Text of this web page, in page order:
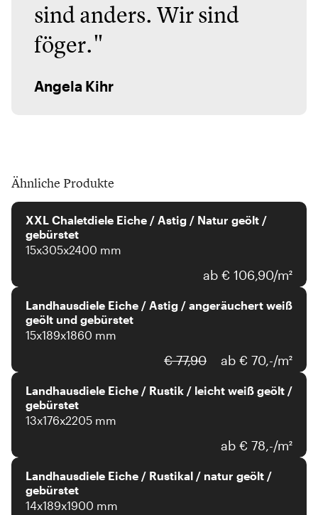
sind anders. Wir sind
föger."
Angela Kihr
Ähnliche Produkte
XXL Chaletdiele Eiche / Astig / Natur geölt /
gebürstet
15x305x2400 mm
ab € 106,90/m²
Landhausdiele Eiche / Astig / angeräuchert weiß
geölt und gebürstet
15x189x1860 mm
€ 77,90 ab € 70,-/m²
Landhausdiele Eiche / Rustik / leicht weiß geölt /
gebürstet
13x176x2205 mm
ab € 78,-/m²
Landhausdiele Eiche / Rustikal / natur geölt /
gebürstet
14x189x1900 mm